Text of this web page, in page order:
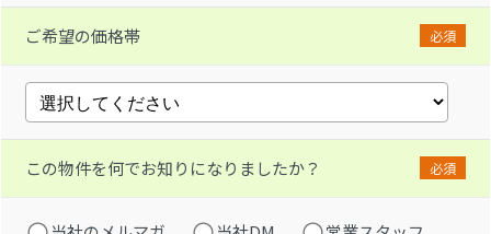
ご希望の価格帯 必須
この物件を何でお知りになりましたか？ 必須